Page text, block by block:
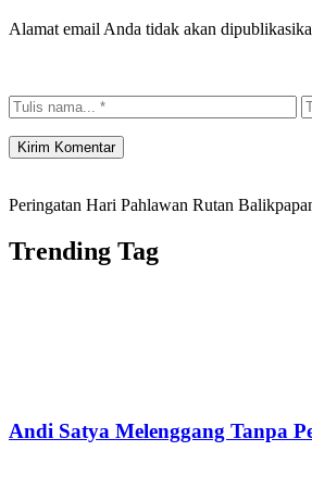
Alamat email Anda tidak akan
Peringatan Hari Pahlawan Rutan
Trending Tag
Andi Satya Melenggang Tanpa